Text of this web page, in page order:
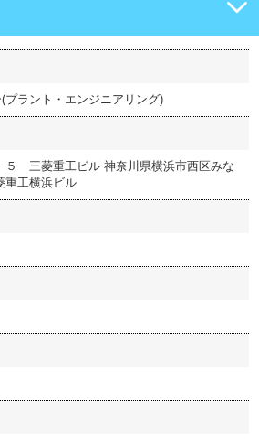
プラント・エンジニアリング)
５ 三菱重工ビル 神奈川県横浜市西区みな
工横浜ビル